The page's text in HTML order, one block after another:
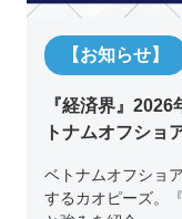
【お知らせ】